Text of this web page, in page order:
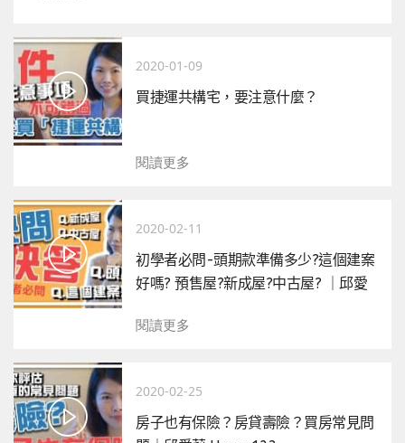
2020-01-09
買捷運共構宅，要注意什麼？
閱讀更多
2020-02-11
初學者必問-頭期款準備多少?這個建案
好嗎? 預售屋?新成屋?中古屋? ｜邱愛
閱讀更多
2020-02-25
房子也有保險？房貸壽險？買房常見問